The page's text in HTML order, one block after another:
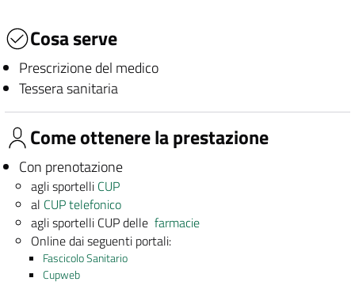
Cosa serve
Prescrizione del medico
Tessera sanitaria
Come ottenere la prestazione
Con prenotazione
agli sportelli CUP
al CUP telefonico
agli sportelli CUP dellefarmacie
Online dai seguenti portali:
Fascicolo Sanitario
Cupweb